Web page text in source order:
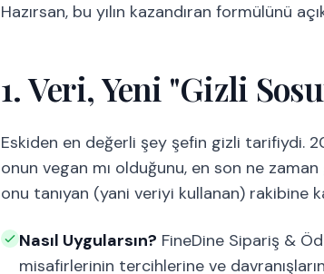
Hazırsan, bu yılın kazandıran formülünü
1. Veri, Yeni "Gizli
Eskiden en değerli şey şefin gizli tarifiydi.
onun vegan mı olduğunu, en son ne
onu tanıyan (yani veriyi kullanan) rakibine
Nasıl Uygularsın? FineDine Sipariş &
misafirlerinin tercihlerine ve